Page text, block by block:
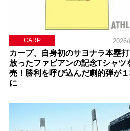
CARP
カープ、自身初のサヨナラ本塁
放ったファビアンの記念Tシャツ
売！勝利を呼び込んだ劇的弾が
に